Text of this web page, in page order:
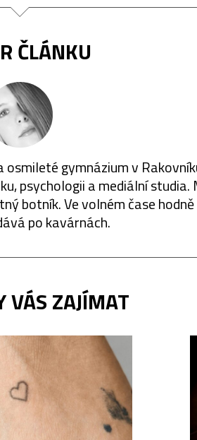
ČLÁNKU
gymnázium v
psychologii a mediální studia.
botník. Ve volném čase
po kavárnách.
VÁS ZAJÍMAT